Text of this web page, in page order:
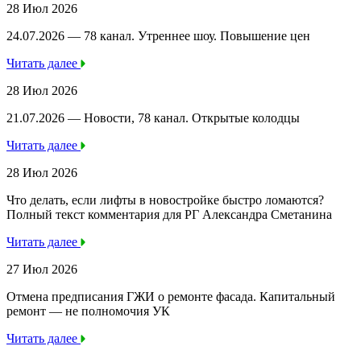
28 Июл 2026
24.07.2026 — 78 канал. Утреннее шоу. Повышение цен
Читать далее
28 Июл 2026
21.07.2026 — Новости, 78 канал. Открытые колодцы
Читать далее
28 Июл 2026
Что делать, если лифты в новостройке быстро ломаются?
Полный текст комментария для РГ Александра Сметанина
Читать далее
27 Июл 2026
Отмена предписания ГЖИ о ремонте фасада. Капитальный
ремонт — не полномочия УК
Читать далее